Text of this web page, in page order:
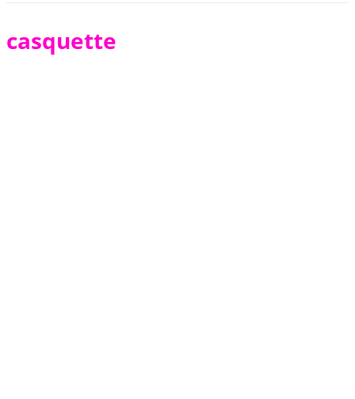
casquette